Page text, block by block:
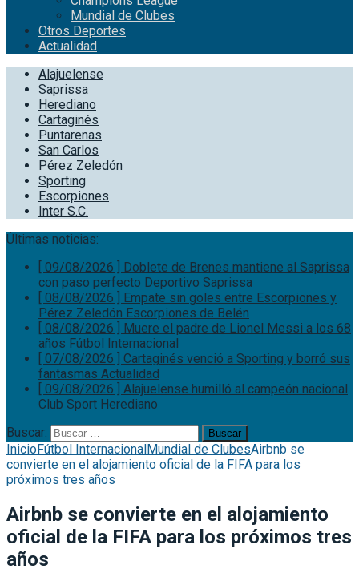
Mundial de Clubes
Otros Deportes
Actualidad
Alajuelense
Saprissa
Herediano
Cartaginés
Puntarenas
San Carlos
Pérez Zeledón
Sporting
Escorpiones
Inter S.C.
Últimas noticias:
[ 09/08/2026 ] Doblete de Brenes mantiene al Saprissa
con paso perfecto Deportivo Saprissa
[ 08/08/2026 ] Empate sin goles entre Escorpiones y
Pérez Zeledón Escorpiones de Belén
[ 08/08/2026 ] Muere el padre de Lionel Messi a los 68
años Fútbol Internacional
[ 07/08/2026 ] Cartaginés venció a Sporting y borró sus
fantasmas Actualidad
[ 09/08/2026 ] Alajuelense humilló al campeón nacional
Club Sport Herediano
Buscar:
InicioFútbol InternacionalMundial de ClubesAirbnb se
convierte en el alojamiento oficial de la FIFA para los
próximos tres años
Airbnb se convierte en el alojamiento
oficial de la FIFA para los próximos tres
años